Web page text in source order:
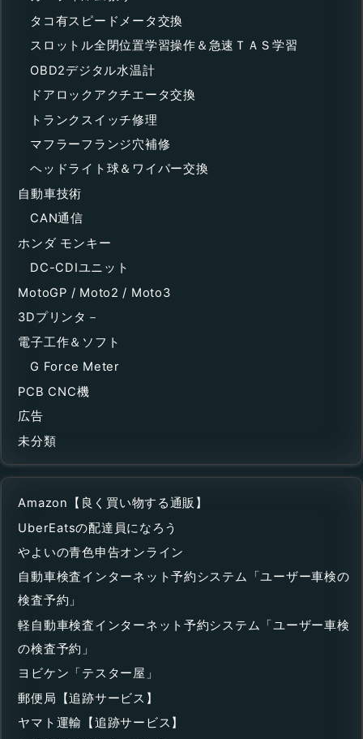
タコ有スピードメータ交換
スロットル全閉位置学習操作＆急速ＴＡＳ学習
OBD2デジタル水温計
ドアロックアクチエータ交換
トランクスイッチ修理
マフラーフランジ穴補修
ヘッドライト球＆ワイパー交換
自動車技術
CAN通信
ホンダ モンキー
DC-CDIユニット
MotoGP / Moto2 / Moto3
3Dプリンタ－
電子工作＆ソフト
G Force Meter
PCB CNC機
広告
未分類
Amazon【良く買い物する通販】
UberEatsの配達員になろう
やよいの青色申告オンライン
自動車検査インターネット予約システム「ユーザー車検の
検査予約」
軽自動車検査インターネット予約システム「ユーザー車検
の検査予約」
ヨビケン「テスター屋」
郵便局【追跡サービス】
ヤマト運輸【追跡サービス】